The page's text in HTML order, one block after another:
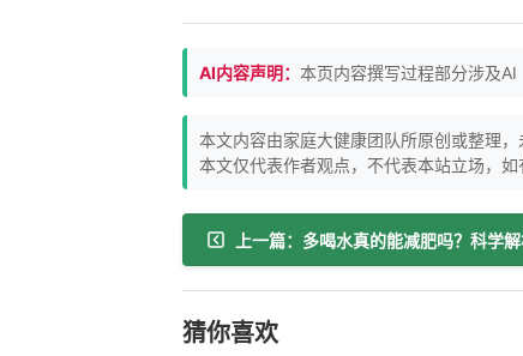
AI内容声明： 本页内容撰写过程部分涉及AI
本文内容由家庭大健康团队所原创或整理
本文仅代表作者观点，不代表本站立场，如
猜你喜欢